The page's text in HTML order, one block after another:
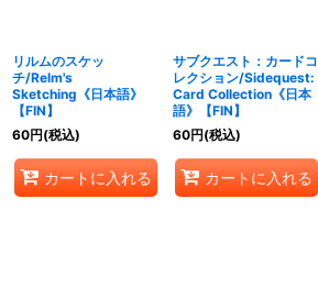
リルムのスケッ
チ/Relm's
Sketching《日本語》
【FIN】
60円(税込)
カートに入れる
サブクエスト：カードコ
レクション/Sidequest:
Card Collection《日本
語》【FIN】
60円(税込)
カートに入れる